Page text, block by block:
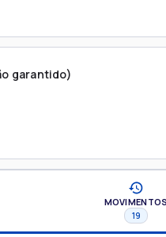
garantido)
MOVIMENTOS
19